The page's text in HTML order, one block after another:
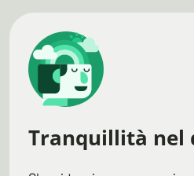
Tranquillità nel